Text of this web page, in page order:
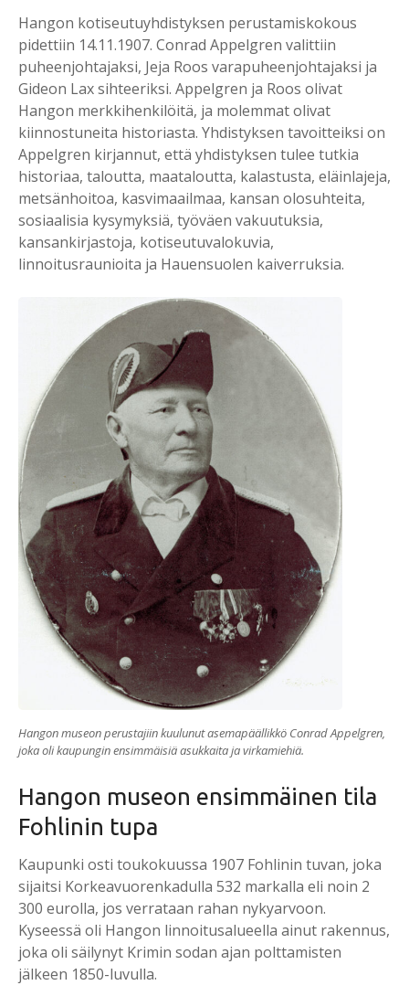
Hangon kotiseutuyhdistyksen perustamiskokous
pidettiin 14.11.1907. Conrad Appelgren valittiin
puheenjohtajaksi, Jeja Roos varapuheenjohtajaksi ja
Gideon Lax sihteeriksi. Appelgren ja Roos olivat
Hangon merkkihenkilöitä, ja molemmat olivat
kiinnostuneita historiasta. Yhdistyksen tavoitteiksi on
Appelgren kirjannut, että yhdistyksen tulee tutkia
historiaa, taloutta, maataloutta, kalastusta, eläinlajeja,
metsänhoitoa, kasvimaailmaa, kansan olosuhteita,
sosiaalisia kysymyksiä, työväen vakuutuksia,
kansankirjastoja, kotiseutuvalokuvia,
linnoitusraunioita ja Hauensuolen kaiverruksia.
Hangon museon perustajiin kuulunut asemapäällikkö Conrad Appelgren,
joka oli kaupungin ensimmäisiä asukkaita ja virkamiehiä.
Hangon museon ensimmäinen tila
Fohlinin tupa
Kaupunki osti toukokuussa 1907 Fohlinin tuvan, joka
sijaitsi Korkeavuorenkadulla 532 markalla eli noin 2
300 eurolla, jos verrataan rahan nykyarvoon.
Kyseessä oli Hangon linnoitusalueella ainut rakennus,
joka oli säilynyt Krimin sodan ajan polttamisten
jälkeen 1850-luvulla.